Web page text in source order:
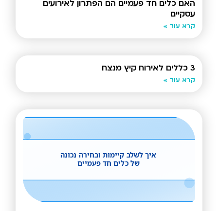
האם כלים חד פעמיים הם הפתרון לאירועים
עסקיים
קרא עוד »
3 כללים לאירוח קיץ מנצח
קרא עוד »